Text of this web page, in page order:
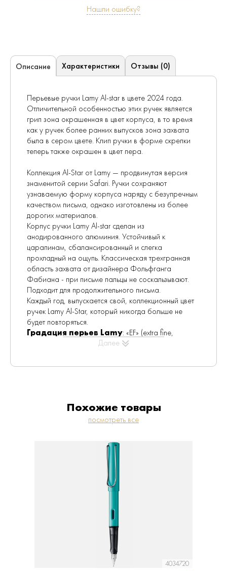
Нашли ошибку?
Описание Характеристики Отзывы (0)
Перьевые ручки Lamy Al-star в цвете 2024 года.
Отличительной особенностью этих ручек является
грип зона окрашенная в цвет корпуса, в то время
как у ручек более ранних выпусков зона захвата
была в сером цвете. Клип ручки в форме скрепки
теперь также окрашен в цвет пера.
Коллекция Al-Star от Lamy — продвинутая версия
знаменитой серии Safari. Ручки сохраняют
узнаваемую форму корпуса наряду с безупречным
качеством письма, однако изготовлены из более
дорогих материалов.
Корпус ручки Lamy Al-star сделан из
анодированного алюминия. Устойчивый к
царапинам, сбалансированный и слегка
прохладный на ощупь. Классическая трехгранная
область захвата от дизайнера Фольфганга
Фабиана - при письме пальцы не соскальзывают.
Подходит для продолжительного письма.
Каждый год, выпускается свой, коллекционный цвет
ручек Lamy Al-Star, который никогда больше не
будет повторяться.
Градация перьев Lamy: «EF» (extra fine,
примерно 0,5 мм) — супер-тонкое перо, которое
а также обладатели мелкого почерка.
Далее
Похожие товары
посмотреть все
4034720